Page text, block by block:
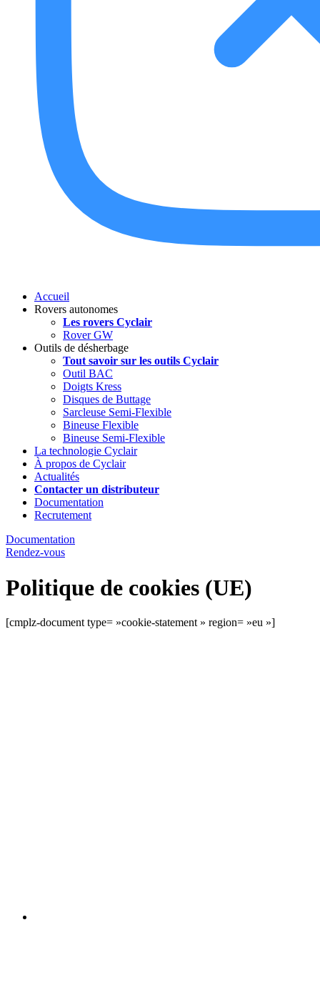
Accueil
Rovers autonomes
Les rovers Cyclair
Rover GW
Outils de désherbage
Tout savoir sur les outils Cyclair
Outil BAC
Doigts Kress
Disques de Buttage
Sarcleuse Semi-Flexible
Bineuse Flexible
Bineuse Semi-Flexible
La technologie Cyclair
À propos de Cyclair
Actualités
Contacter un distributeur
Documentation
Recrutement
Documentation
Rendez-vous
Politique de cookies (UE)
[cmplz-document type= »cookie-statement » region= »eu »]